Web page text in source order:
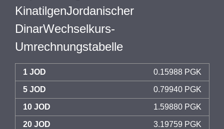
KinatilgenJordanischer
DinarWechselkurs-
Umrechnungstabelle
1 JOD 0.15988 PGK
5 JOD 0.79940 PGK
10 JOD 1.59880 PGK
20 JOD 3.19759 PGK